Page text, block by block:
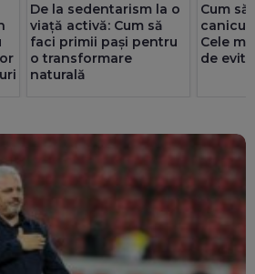
De la sedentarism la o
viață activă: Cum să
faci primii pași pentru
o transformare
naturală
Cum
Cele
de